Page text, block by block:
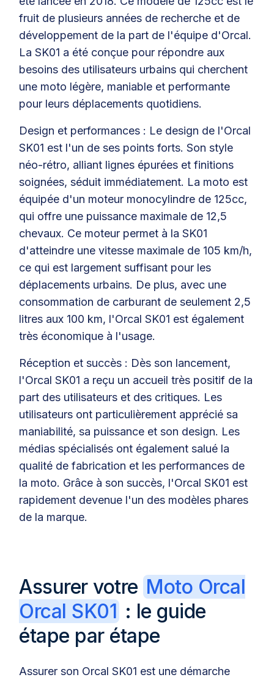
fruit de plusieurs années de recherche et de
développement de la part de l'équipe d'Orcal.
La SK01 a été conçue pour répondre aux
besoins des utilisateurs urbains qui cherchent
une moto légère, maniable et performante
pour leurs déplacements quotidiens.
Design et performances : Le design de l'Orcal
SK01 est l'un de ses points forts. Son style
néo-rétro, alliant lignes épurées et finitions
soignées, séduit immédiatement. La moto est
équipée d'un moteur monocylindre de 125cc,
qui offre une puissance maximale de 12,5
chevaux. Ce moteur permet à la SK01
d'atteindre une vitesse maximale de 105 km/h,
ce qui est largement suffisant pour les
déplacements urbains. De plus, avec une
consommation de carburant de seulement 2,5
litres aux 100 km, l'Orcal SK01 est également
très économique à l'usage.
Réception et succès : Dès son lancement,
l'Orcal SK01 a reçu un accueil très positif de la
part des utilisateurs et des critiques. Les
utilisateurs ont particulièrement apprécié sa
maniabilité, sa puissance et son design. Les
médias spécialisés ont également salué la
qualité de fabrication et les performances de
la moto. Grâce à son succès, l'Orcal SK01 est
rapidement devenue l'un des modèles phares
de la marque.
Assurer votre Moto Orcal
Orcal SK01 : le guide
étape par étape
Assurer son Orcal SK01 est une démarche